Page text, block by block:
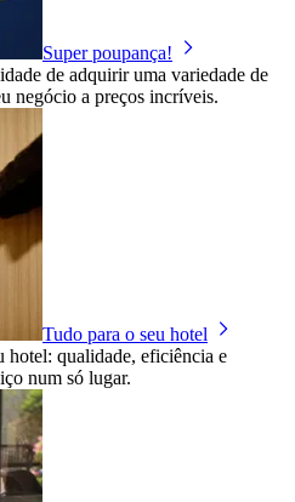
Super poupança!
de adquirir uma variedade de
negócio a preços incríveis.
Tudo para o seu hotel
hotel: qualidade, eficiência e
num só lugar.